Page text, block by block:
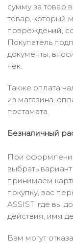
сумму за товар
товар, который
повреждений,
Покупатель
документы,
чек.
Также оплата
из магазина,
постамата.
Безналичный
При
выбрать
принимаем
покупку, вас
ASSIST, где вы
действия, имя
Вам могут